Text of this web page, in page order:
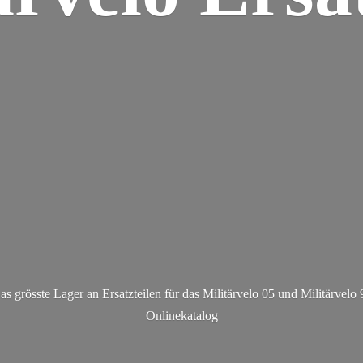
grösste Lager an Ersatzteilen für das Militärvelo 05 und Militärvelo
Onlinekatalog